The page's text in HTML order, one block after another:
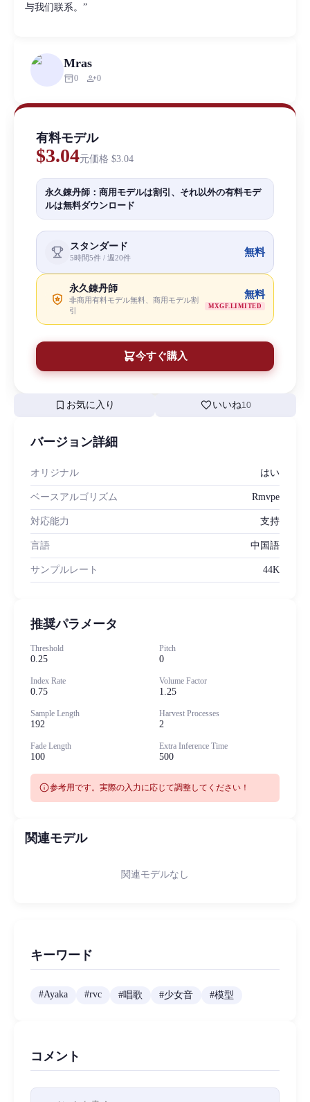
与我们联系。”
Mras
inventory_20 person_add0
有料モデル
$3.04元価格 $3.04
永久錬丹師：商用モデルは割引、それ以外の有料モデ
ルは無料ダウンロード
スタンダード
5時間5件 / 週20件
無料
永久錬丹師
非商用有料モデル無料、商用モデル割
引
無料
MXGF.LIMITED
今すぐ購入
bookmark お気に入り favoriteいいね10
バージョン詳細
オリジナル はい
ベースアルゴリズム Rmvpe
対応能力 支持
言語 中国語
サンプルレート 44K
推奨パラメータ
Threshold
0.25
Pitch
0
Index Rate
0.75
Volume Factor
1.25
Sample Length
192
Harvest Processes
2
Fade Length
100
Extra Inference Time
500
info参考用です。実際の入力に応じて調整してください！
関連モデル
関連モデルなし
キーワード
#Ayaka #rvc #唱歌 #少女音 #模型
コメント